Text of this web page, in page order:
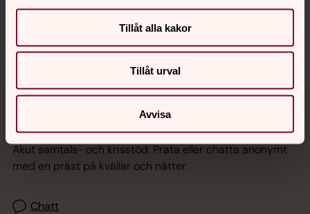
Tillåt alla kakor
Tillåt urval
Avvisa
Sociala kanaler
Jourhavande präst
Akut samtals- och krisstöd. Prata eller chatta anonymt
med en präst på kvällar och nätter.
Chatt